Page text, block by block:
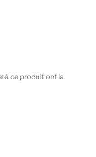
ce produit ont la